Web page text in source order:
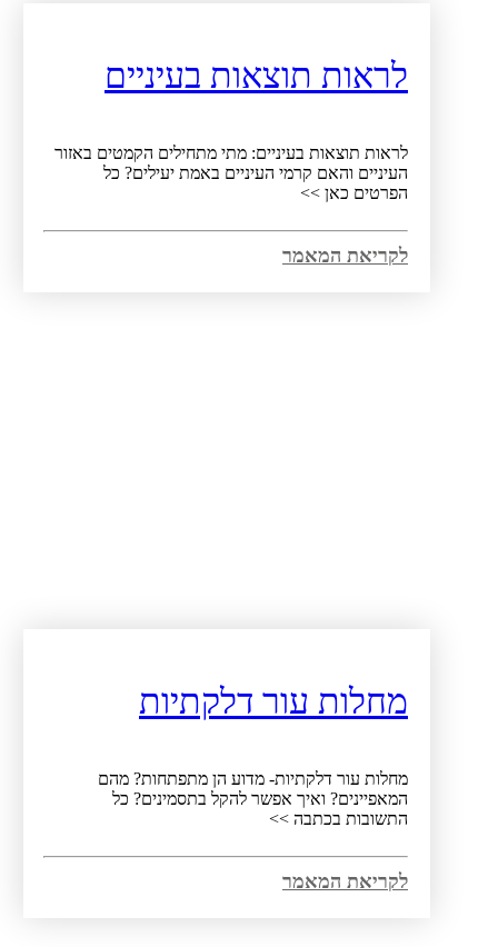
לראות תוצאות בעיניים
לראות תוצאות בעיניים: מתי מתחילים הקמטים באזור
העיניים והאם קרמי העיניים באמת יעילים? כל
הפרטים כאן >>
לקריאת המאמר
מחלות עור דלקתיות
מחלות עור דלקתיות- מדוע הן מתפתחות? מהם
המאפיינים? ואיך אפשר להקל בתסמינים? כל
התשובות בכתבה >>
לקריאת המאמר